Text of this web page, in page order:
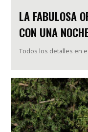
LA FABULOSA
CON UNA
Todos los detalles en